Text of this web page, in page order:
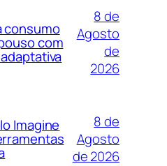
consumo
com
8 de
Agosto
de
2026
Imagine
8 de
Agosto
de 2026